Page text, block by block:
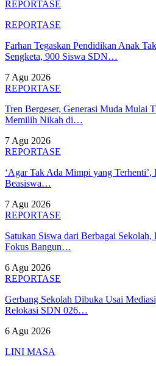
REPORTASE
REPORTASE
Farhan Tegaskan Pendidikan Anak
Sengketa, 900 Siswa SDN…
7 Agu 2026
REPORTASE
Tren Bergeser, Generasi Muda Mulai
Memilih Nikah di…
7 Agu 2026
REPORTASE
‘Agar Tak Ada Mimpi yang
Beasiswa…
7 Agu 2026
REPORTASE
Satukan Siswa dari Berbagai
Fokus Bangun…
6 Agu 2026
REPORTASE
Gerbang Sekolah Dibuka Usai
Relokasi SDN 026…
6 Agu 2026
LINI MASA